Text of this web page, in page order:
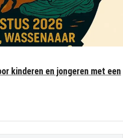
kinderen en jongeren met een